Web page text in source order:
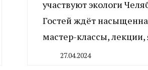
участвуют экологи
Гостей ждёт
мастер-классы,
27.04.2024